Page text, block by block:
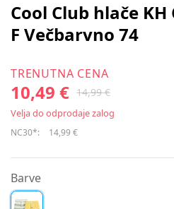
Cool Club hlače KH
F Večbarvno 74
TRENUTNA CENA
10,49 € 14,99 €
Velja do odprodaje zalog
NC30*: 14,99 €
Barve